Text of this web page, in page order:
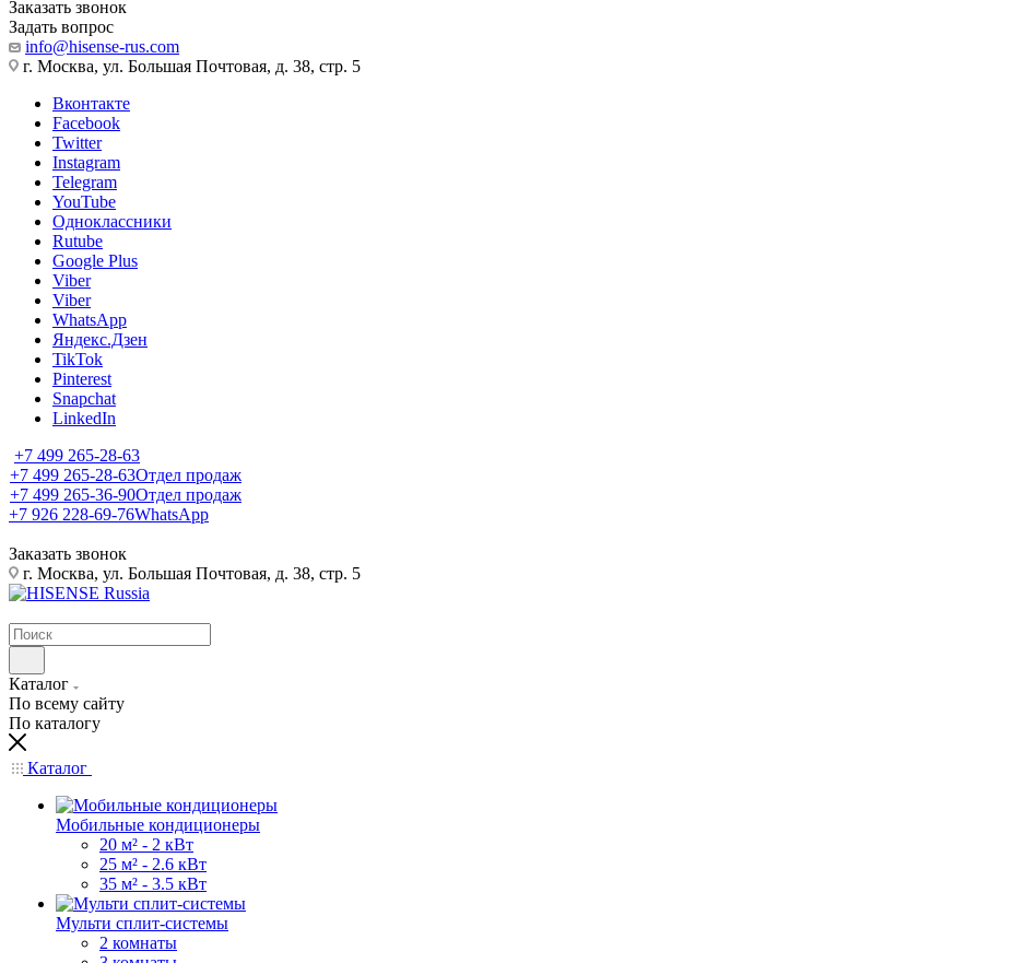
Заказать звонок
Задать вопрос
info@hisense-rus.com
г. Москва, ул. Большая Почтовая, д. 38, стр. 5
Вконтакте
Facebook
Twitter
Instagram
Telegram
YouTube
Одноклассники
Rutube
Google Plus
Viber
Viber
WhatsApp
Яндекс.Дзен
TikTok
Pinterest
Snapchat
LinkedIn
+7 499 265-28-63
+7 499 265-28-63Отдел продаж
+7 499 265-36-90Отдел продаж
+7 926 228-69-76WhatsApp
Заказать звонок
г. Москва, ул. Большая Почтовая, д. 38, стр. 5
Каталог
По всему сайту
По каталогу
Каталог
Мобильные кондиционеры
20 м² - 2 кВт
25 м² - 2.6 кВт
35 м² - 3.5 кВт
Мульти сплит-системы
2 комнаты